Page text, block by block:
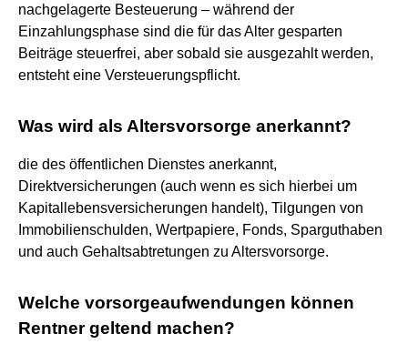
nachgelagerte Besteuerung – während der
Einzahlungsphase sind die für das Alter gesparten
Beiträge steuerfrei, aber sobald sie ausgezahlt werden,
entsteht eine Versteuerungspflicht.
Was wird als Altersvorsorge anerkannt?
die des öffentlichen Dienstes anerkannt,
Direktversicherungen (auch wenn es sich hierbei um
Kapitallebensversicherungen handelt), Tilgungen von
Immobilienschulden, Wertpapiere, Fonds, Sparguthaben
und auch Gehaltsabtretungen zu Altersvorsorge.
Welche vorsorgeaufwendungen können
Rentner geltend machen?